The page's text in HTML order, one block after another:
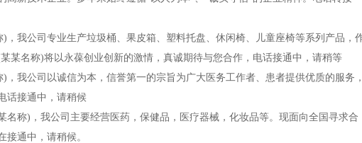
，我公司专业生产垃圾桶、果皮箱、塑料托盘、休闲椅、儿童座椅等系列产品，
某名称)将以永葆创业创新的激情，真诚期待与您合作，电话接通中，请稍等
，我公司以诚信为本，信誉第一的宗旨为广大医务工作者、患者提供优质的服务，
话接通中，请稍候
名称)，我公司主要经营医药，保健品，医疗器械，化妆品等。现面向全国寻求合
接通中，请稍候。